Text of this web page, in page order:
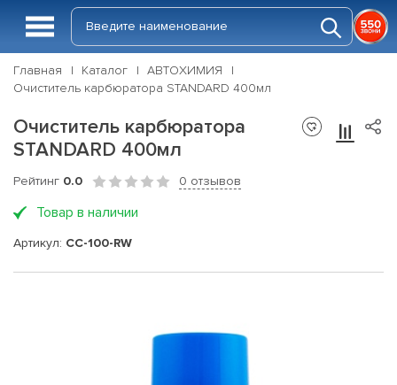
Главная Каталог
АВТОХИМИЯ
Очиститель карбюратора STANDARD 400мл
Очиститель карбюратора
STANDARD 400мл
Рейтинг 0.0 0 отзывов
Товар в наличии
Артикул: CC-100-RW